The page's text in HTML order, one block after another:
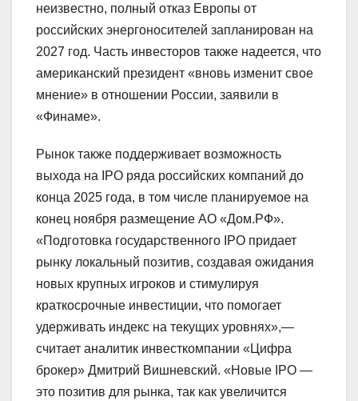
неизвестно, полный отказ Европы от
российских энергоносителей запланирован на
2027 год. Часть инвесторов также надеется, что
американский президент «вновь изменит свое
мнение» в отношении России, заявили в
«Финаме».
Рынок также поддерживает возможность
выхода на IPO ряда российских компаний до
конца 2025 года, в том числе планируемое на
конец ноября размещение АО «Дом.РФ».
«Подготовка государственного IPO придает
рынку локальный позитив, создавая ожидания
новых крупных игроков и стимулируя
краткосрочные инвестиции, что помогает
удерживать индекс на текущих уровнях»,—
считает аналитик инвесткомпании «Цифра
брокер» Дмитрий Вишневский. «Новые IPO —
это позитив для рынка, так как увеличится